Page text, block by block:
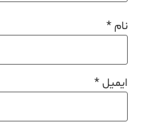
نام*
ایمیل*